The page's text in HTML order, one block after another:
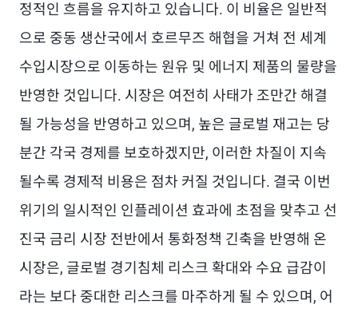
정적인 흐름을 유지하고 있습니다. 이 비율은 일반적
으로 중동 생산국에서 호르무즈 해협을 거쳐 전 세계
수입시장으로 이동하는 원유 및 에너지 제품의 물량을
반영한 것입니다. 시장은 여전히 사태가 조만간 해결
될 가능성을 반영하고 있으며, 높은 글로벌 재고는 당
분간 각국 경제를 보호하겠지만, 이러한 차질이 지속
될수록 경제적 비용은 점차 커질 것입니다. 결국 이번
위기의 일시적인 인플레이션 효과에 초점을 맞추고 선
진국 금리 시장 전반에서 통화정책 긴축을 반영해 온
시장은, 글로벌 경기침체 리스크 확대와 수요 급감이
라는 보다 중대한 리스크를 마주하게 될 수 있으며, 어